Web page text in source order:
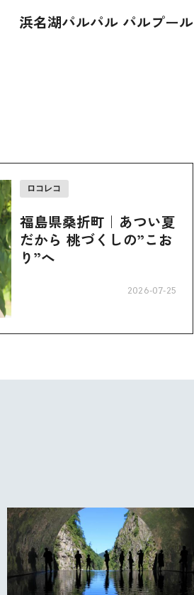
浜名湖パルパル パルプール
ロコレコ
福島県桑折町｜あつい夏
だから 桃づくしの”こお
り”へ
2026-07-25